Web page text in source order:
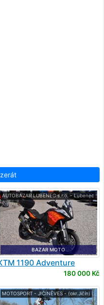
AUTOBAZAR LUBENEC s.r.o. - Lubenec
BAZAR MOTO
1190 Adventure
180 000 Kč
MOTOSPORT - JIČÍNĚVES - (okr.Jičín)